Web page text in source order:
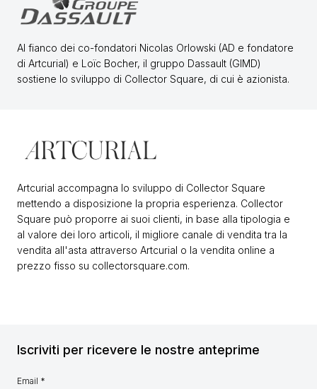
Al fianco dei co-fondatori Nicolas Orlowski (AD e fondatore
di Artcurial) e Loïc Bocher, il gruppo Dassault (GIMD)
sostiene lo sviluppo di Collector Square, di cui è azionista.
Artcurial accompagna lo sviluppo di Collector Square
mettendo a disposizione la propria esperienza. Collector
Square può proporre ai suoi clienti, in base alla tipologia e
al valore dei loro articoli, il migliore canale di vendita tra la
vendita all'asta attraverso Artcurial o la vendita online a
prezzo fisso su collectorsquare.com.
Iscriviti per ricevere le nostre anteprime